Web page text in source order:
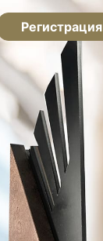
Регистрация